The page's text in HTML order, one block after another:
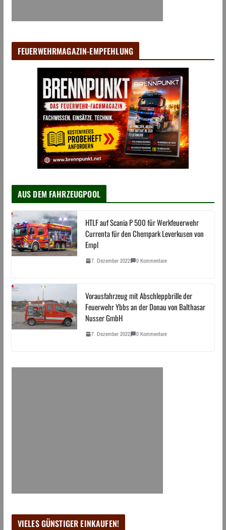
FEUERWEHRMAGAZIN-EMPFEHLUNG
AUS DEM FAHRZEUGPOOL
HTLF auf Scania P 500 für Werkfeuerwehr
Currenta für den Chempark Leverkusen von
Empl
7. Dezember 2022 0 Kommentare
Vorausfahrzeug mit Abschleppbrille der
Feuerwehr Ybbs an der Donau von Balthasar
Nusser GmbH
7. Dezember 2022 0 Kommentare
VIELES GÜNSTIGER EINKAUFEN!